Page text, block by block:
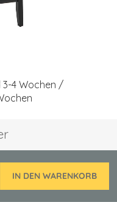
3-4 Wochen /
IN DEN WARENKORB